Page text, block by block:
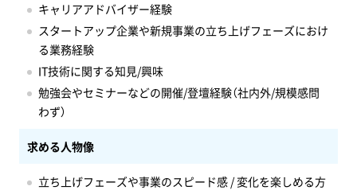
キャリアアドバイザー経験
スタートアップ企業や新規事業の立ち上げフェーズにおけ
る業務経験
IT技術に関する知見/興味
勉強会やセミナーなどの開催/登壇経験（社内外/規模感問
わず）
求める人物像
立ち上げフェーズや事業のスピード感 / 変化を楽しめる方